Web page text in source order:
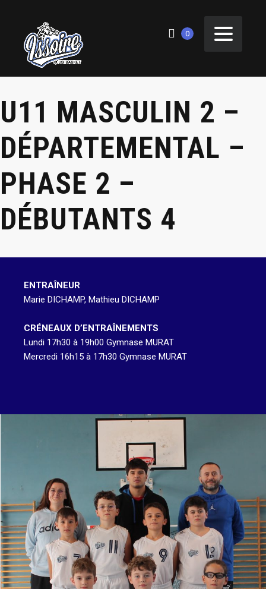
0
U11 MASCULIN 2 –
DÉPARTEMENTAL –
PHASE 2 –
DÉBUTANTS 4
ENTRAÎNEUR
Marie DICHAMP, Mathieu DICHAMP
CRÉNEAUX D’ENTRAÎNEMENTS
Lundi 17h30 à 19h00 Gymnase MURAT
Mercredi 16h15 à 17h30 Gymnase MURAT